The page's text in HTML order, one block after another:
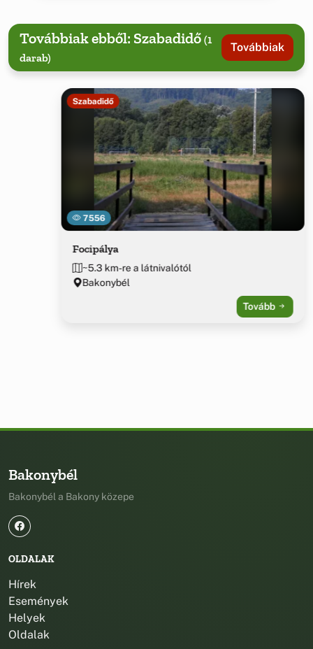
Továbbiak ebből: Szabadidő (1
darab)
Továbbiak
7556
Szabadidő
Focipálya
~5.3 km-re a látnivalótól
Bakonybél
Tovább
Bakonybél
Bakonybél a Bakony közepe
OLDALAK
Hírek
Események
Helyek
Oldalak